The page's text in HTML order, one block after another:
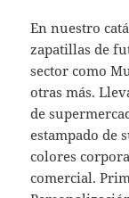
En nuestro
zapatillas de
sector como
otras más.
de
estampado de
colores
comercial.